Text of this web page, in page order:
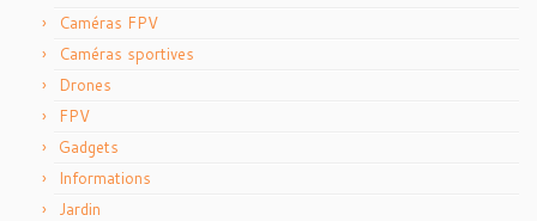
Caméras FPV
Caméras sportives
Drones
FPV
Gadgets
Informations
Jardin